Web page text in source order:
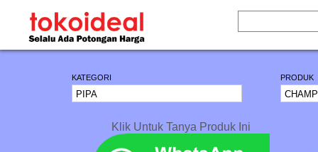
KATEGORI PRODUK
Klik Untuk Tanya Produk Ini